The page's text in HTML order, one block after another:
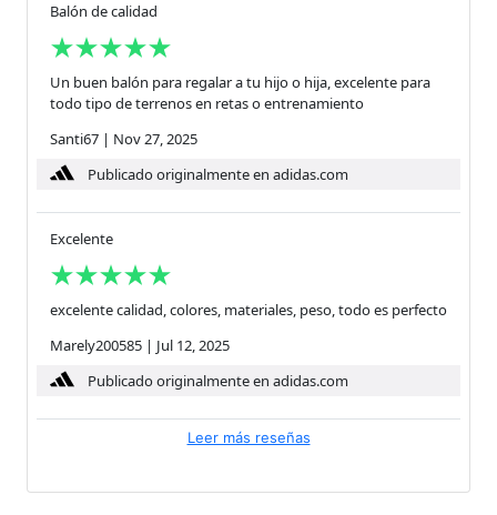
Balón de calidad
Un buen balón para regalar a tu hijo o hija, excelente para
todo tipo de terrenos en retas o entrenamiento
Santi67 | Nov 27, 2025
Publicado originalmente en adidas.com
Excelente
excelente calidad, colores, materiales, peso, todo es perfecto
Marely200585 | Jul 12, 2025
Publicado originalmente en adidas.com
Leer más reseñas